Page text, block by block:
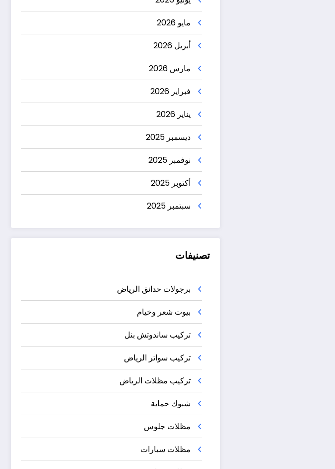
مايو 2026
أبريل 2026
مارس 2026
فبراير 2026
يناير 2026
ديسمبر 2025
نوفمبر 2025
أكتوبر 2025
سبتمبر 2025
تصنيفات
برجولات حدائق الرياض
بيوت شعر وخيام
تركيب ساندوتش بنل
تركيب سواتر الرياض
تركيب مظلات الرياض
شبوك حماية
مظلات جلوس
مظلات سيارات